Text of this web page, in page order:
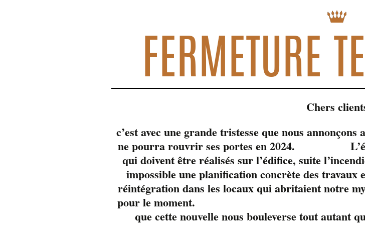
FERMETURE
Chers
c’est avec une grande tristesse que nous
ne pourra rouvrir ses portes en 2024. L’état
qui doivent être réalisés sur l’édifice, suite
impossible une planification concrète des
réintégration dans les locaux qui abritaient notre
pour le
que cette nouvelle nous bouleverse tout autant